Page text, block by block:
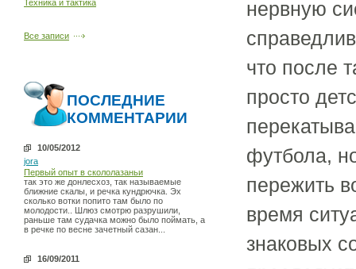
Техника и тактика
Все записи
ПОСЛЕДНИЕ
КОММЕНТАРИИ
10/05/2012
jora
Первый опыт в скололазаньи
так это же донлесхоз, так называемые
ближние скалы, и речка кундрючка. Эх
сколько вотки попито там было по
молодости.. Шлюз смотрю разрушили,
раньше там судачка можно было поймать, а
в речке по весне зачетный сазан...
16/09/2011
нервную
что после
просто
футбола,
пережить
время
знаковых